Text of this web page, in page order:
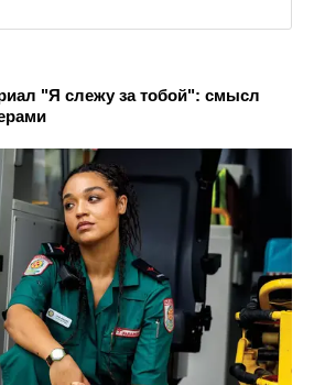
"Я слежу за тобой": смысл